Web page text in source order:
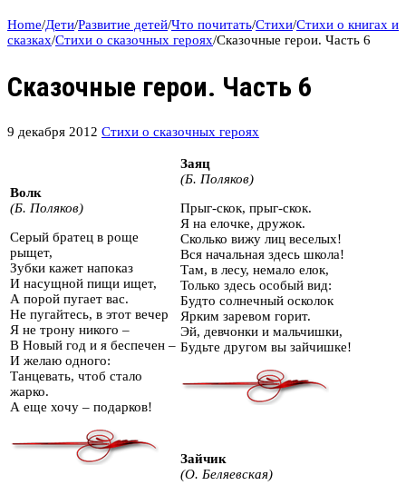
Home/Дети/Развитие детей/Что почитать/Стихи/Стихи о книгах и
сказках/Стихи о сказочных героях/Сказочные герои. Часть 6
Сказочные герои. Часть 6
9 декабря 2012 Стихи о сказочных героях
Волк
(Б. Поляков)
Серый братец в роще
рыщет,
Зубки кажет напоказ
И насущной пищи ищет,
А порой пугает вас.
Не пугайтесь, в этот вечер
Я не трону никого –
В Новый год и я беспечен –
И желаю одного:
Танцевать, чтоб стало
жарко.
А еще хочу – подарков!
Заяц
(Б. Поляков)
Прыг-скок, прыг-скок.
Я на елочке, дружок.
Сколько вижу лиц веселых!
Вся начальная здесь школа!
Там, в лесу, немало елок,
Только здесь особый вид:
Будто солнечный осколок
Ярким заревом горит.
Эй, девчонки и мальчишки,
Будьте другом вы зайчишке!
Зайчик
(О. Беляевская)